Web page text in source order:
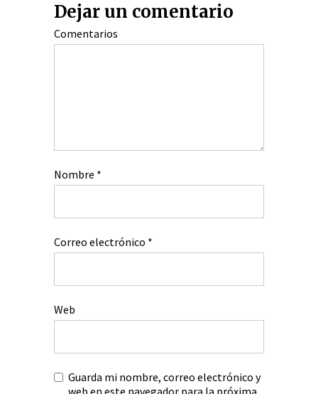
Dejar un comentario
Comentarios
Nombre *
Correo electrónico *
Web
Guarda mi nombre, correo electrónico y
web en este navegador para la próxima